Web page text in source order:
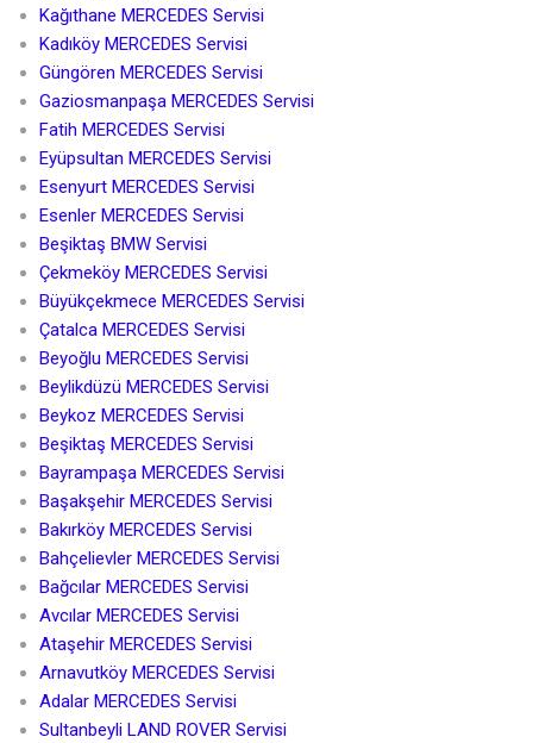
Kağıthane MERCEDES Servisi
Kadıköy MERCEDES Servisi
Güngören MERCEDES Servisi
Gaziosmanpaşa MERCEDES Servisi
Fatih MERCEDES Servisi
Eyüpsultan MERCEDES Servisi
Esenyurt MERCEDES Servisi
Esenler MERCEDES Servisi
Beşiktaş BMW Servisi
Çekmeköy MERCEDES Servisi
Büyükçekmece MERCEDES Servisi
Çatalca MERCEDES Servisi
Beyoğlu MERCEDES Servisi
Beylikdüzü MERCEDES Servisi
Beykoz MERCEDES Servisi
Beşiktaş MERCEDES Servisi
Bayrampaşa MERCEDES Servisi
Başakşehir MERCEDES Servisi
Bakırköy MERCEDES Servisi
Bahçelievler MERCEDES Servisi
Bağcılar MERCEDES Servisi
Avcılar MERCEDES Servisi
Ataşehir MERCEDES Servisi
Arnavutköy MERCEDES Servisi
Adalar MERCEDES Servisi
Sultanbeyli LAND ROVER Servisi